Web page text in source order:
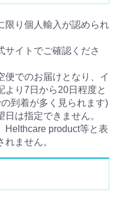
限り個人輸入が認められ
サイトでご確認くださ
便でのお届けとなり、イ
より7日から20日程度と
到着が多く見られます)
は指定できません。
Helthcare product等と表
ません。